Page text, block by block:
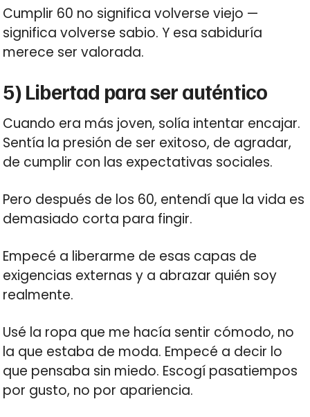
Cumplir 60 no significa volverse viejo —
significa volverse sabio. Y esa sabiduría
merece ser valorada.
5) Libertad para ser auténtico
Cuando era más joven, solía intentar encajar.
Sentía la presión de ser exitoso, de agradar,
de cumplir con las expectativas sociales.
Pero después de los 60, entendí que la vida es
demasiado corta para fingir.
Empecé a liberarme de esas capas de
exigencias externas y a abrazar quién soy
realmente.
Usé la ropa que me hacía sentir cómodo, no
la que estaba de moda. Empecé a decir lo
que pensaba sin miedo. Escogí pasatiempos
por gusto, no por apariencia.